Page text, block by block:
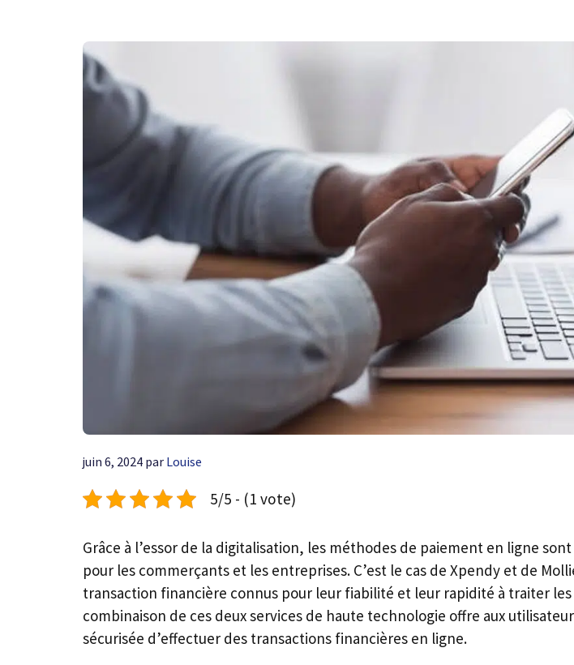
juin 6, 2024 par Louise
5/5 - (1 vote)
Grâce à l’essor de la digitalisation, les méthodes de paiement en ligne
pour les commerçants et les entreprises. C’est le cas de Xpendy et de
transaction financière connus pour leur fiabilité et leur rapidité à traiter les
combinaison de ces deux services de haute technologie offre aux
sécurisée d’effectuer des transactions financières en ligne.